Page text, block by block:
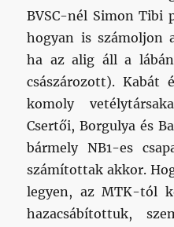
BVSC-nél Simon Tibi
hogyan is számoljon
ha az alig áll a
császározott). Kabát
komoly
Csertői, Borgulya és
bármely NB1-es
számítottak akkor.
legyen, az MTK-tól
hazacsábítottuk,